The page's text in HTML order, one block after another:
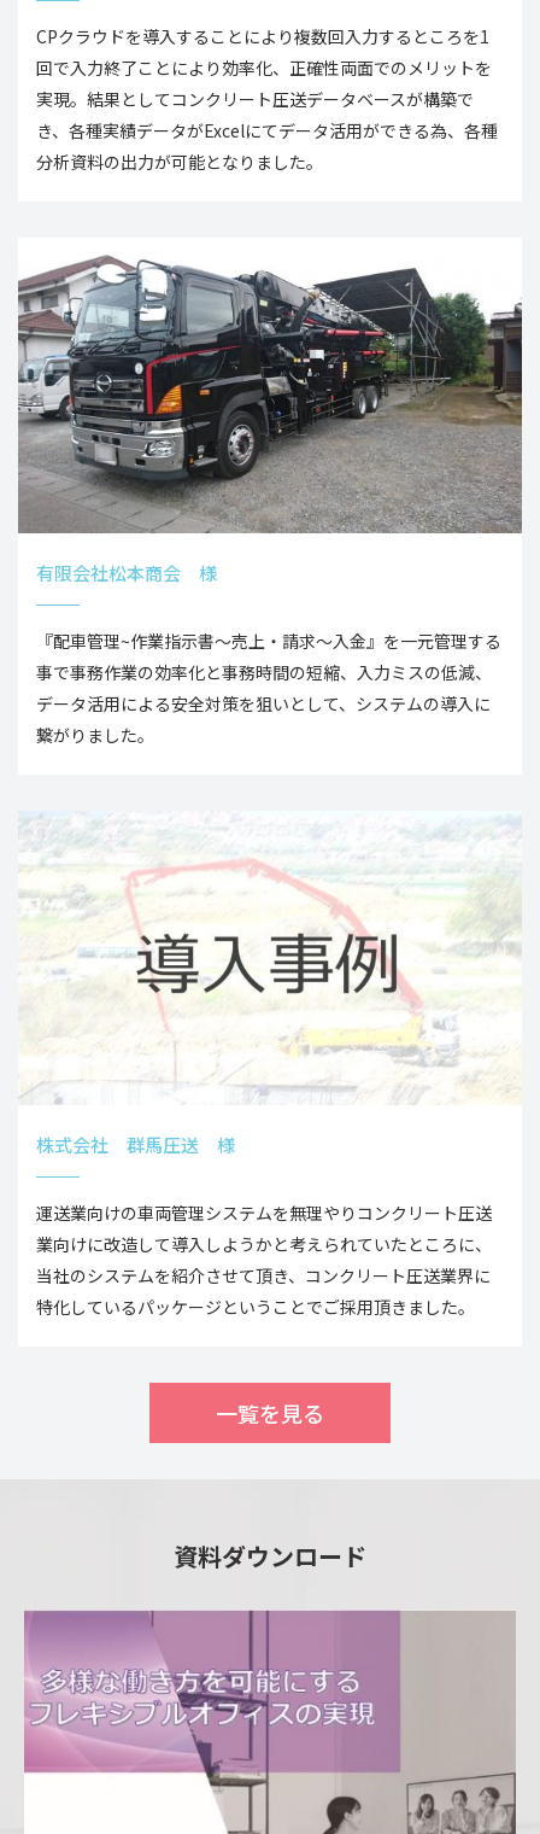
CPクラウドを導入することにより複数回入力するところを1
回で入力終了ことにより効率化、正確性両面でのメリットを
実現。結果としてコンクリート圧送データベースが構築で
き、各種実績データがExcelにてデータ活用ができる為、各種
分析資料の出力が可能となりました。
有限会社松本商会 様
『配車管理~作業指示書～売上・請求～入金』を一元管理する
事で事務作業の効率化と事務時間の短縮、入力ミスの低減、
データ活用による安全対策を狙いとして、システムの導入に
繋がりました。
株式会社 群馬圧送 様
運送業向けの車両管理システムを無理やりコンクリート圧送
業向けに改造して導入しようかと考えられていたところに、
当社のシステムを紹介させて頂き、コンクリート圧送業界に
特化しているパッケージということでご採用頂きました。
一覧を見る
資料ダウンロード